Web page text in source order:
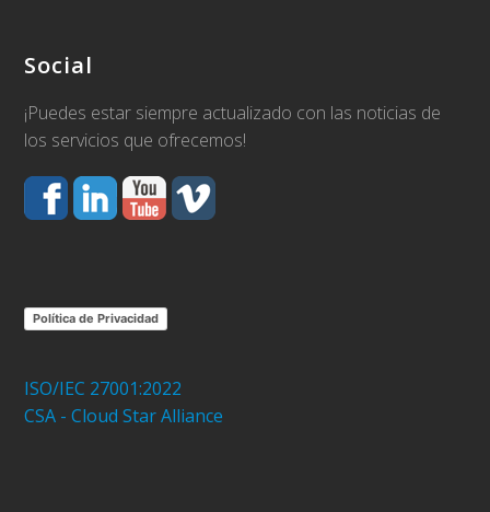
Social
¡Puedes estar siempre actualizado con las noticias de
los servicios que ofrecemos!
Política de Privacidad
ISO/IEC 27001:2022
CSA - Cloud Star Alliance